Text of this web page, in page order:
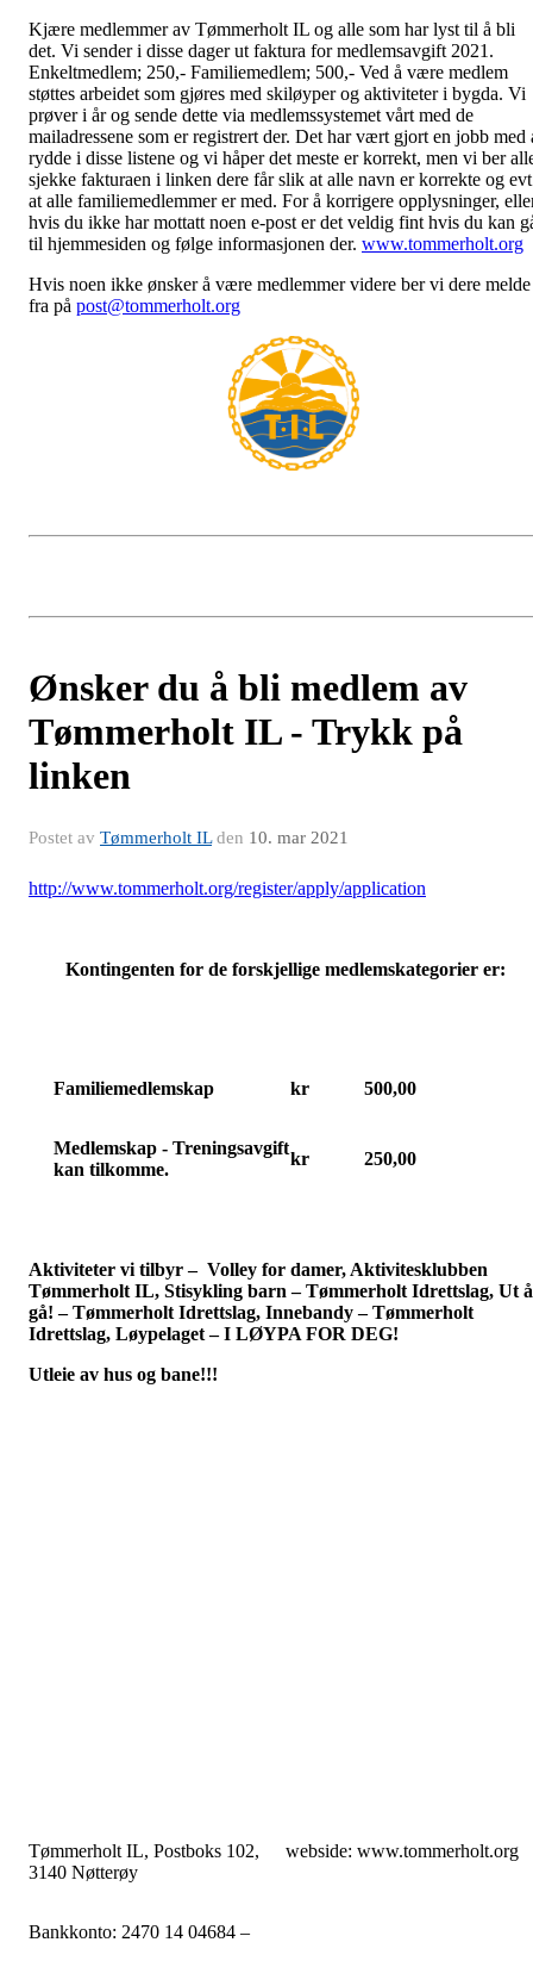
Kjære medlemmer av Tømmerholt IL og alle som har lyst til å bli
det. Vi sender i disse dager ut faktura for medlemsavgift 2021.
Enkeltmedlem; 250,- Familiemedlem; 500,- Ved å være medlem
støttes arbeidet som gjøres med skiløyper og aktiviteter i bygda. Vi
prøver i år og sende dette via medlemssystemet vårt med de
mailadressene som er registrert der. Det har vært gjort en jobb med
rydde i disse listene og vi håper det meste er korrekt, men vi ber
sjekke fakturaen i linken dere får slik at alle navn er korrekte og evt
at alle familiemedlemmer er med. For å korrigere opplysninger,
hvis du ikke har mottatt noen e-post er det veldig fint hvis du kan
til hjemmesiden og følge informasjonen der. www.tommerholt.org
Hvis noen ikke ønsker å være medlemmer videre ber vi dere melde
fra på post@tommerholt.org
Ønsker du å bli medlem av
Tømmerholt IL - Trykk på
linken
Postet av Tømmerholt ILden 10. mar 2021
http://www.tommerholt.org/register/apply/application
Kontingenten for de forskjellige medlemskategorier er:
Familiemedlemskap kr 500,00
Medlemskap - Treningsavgift
kan tilkomme.
kr 250,00
Aktiviteter vi tilbyr – Volley for damer, Aktivitesklubben
Tømmerholt IL, Stisykling barn – Tømmerholt Idrettslag, Ut å
gå! – Tømmerholt Idrettslag, Innebandy – Tømmerholt
Idrettslag, Løypelaget – I LØYPA FOR DEG!
Utleie av hus og bane!!!
Tømmerholt IL, Postboks 102,
3140 Nøtterøy
webside: www.tommerholt.org
Bankkonto: 2470 14 04684 –